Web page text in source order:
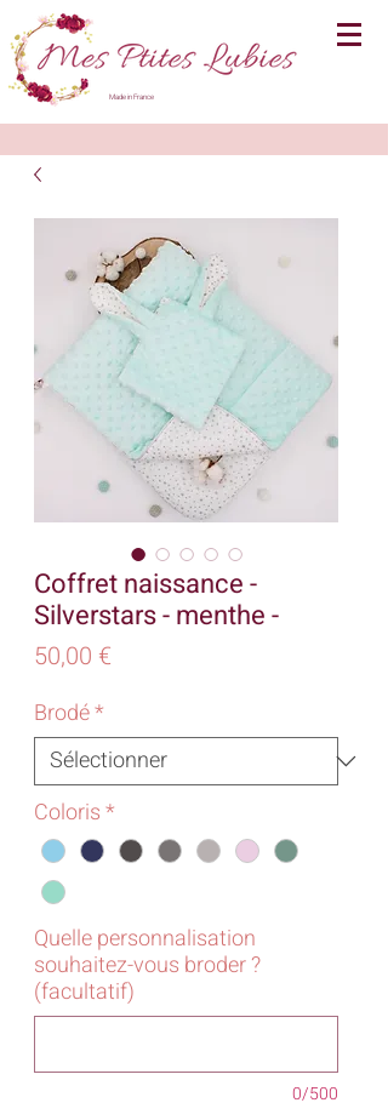
Made in France
Coffret naissance -
Silverstars - menthe -
50,00 €
Brodé*
Coloris*
Quelle personnalisation
souhaitez-vous broder ?
(facultatif)
0/500